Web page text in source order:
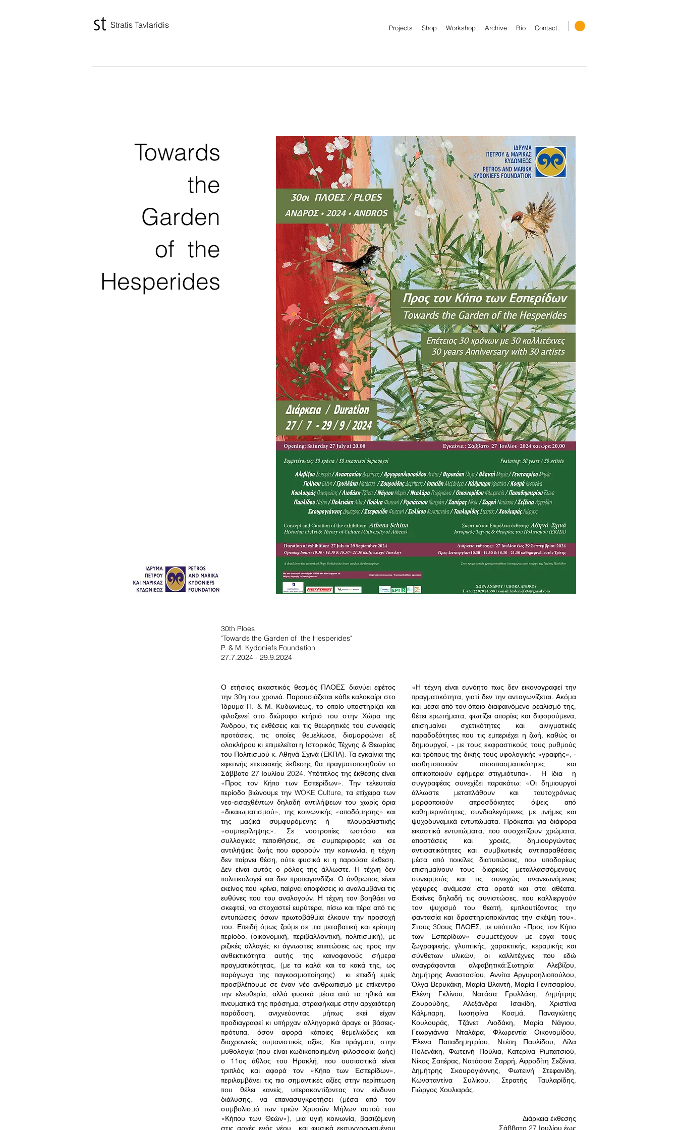
Stratis Tavlaridis Projects Shop Workshop Archive Bio Contact
Towards
the
Garden
of the
Hesperides
30th Ploes
"Towards the Garden of the Hesperides"
P. & M. Kydoniefs Foundation
27.7.2024 - 29.9.2024
Ο ετήσιος εικαστικός θεσμός ΠΛΟΕΣ διανύει εφέτος
την 30η του χρονιά. Παρουσιάζεται κάθε καλοκαίρι στο
Ίδρυμα Π. & Μ. Κυδωνιέως, το οποίο υποστηρίζει και
φιλοξενεί στο διώροφο κτήριό του στην Χώρα της
Άνδρου, τις εκθέσεις και τις θεωρητικές του συναφείς
προτάσεις, τις οποίες θεμελίωσε, διαμορφώνει εξ
ολοκλήρου κι επιμελείται η Ιστορικός Τέχνης & Θεωρίας
του Πολιτισμού κ. Αθηνά Σχινά (ΕΚΠΑ). Τα εγκαίνια της
εφετινής επετειακής έκθεσης θα πραγματοποιηθούν το
Σάββατο 27 Ιουλίου 2024. Υπότιτλος της έκθεσης είναι
«Προς τον Κήπο των Εσπερίδων». Την τελευταία
περίοδο βιώνουμε την WOKE Culture, τα επίχειρα των
νεο-εισαχθέντων δηλαδή αντιλήψεων του χωρίς όρια
«δικαιωματισμού», της κοινωνικής «αποδόμησης» και
της μαζικά συμφυρόμενης ή πλουραλιστικής
«συμπερίληψης». Σε νοοτροπίες ωστόσο και
συλλογικές πεποιθήσεις, σε συμπεριφορές και σε
αντιλήψεις ζωής που αφορούν την κοινωνία, η τέχνη
δεν παίρνει θέση, ούτε φυσικά κι η παρούσα έκθεση.
Δεν είναι αυτός ο ρόλος της άλλωστε. Η τέχνη δεν
πολιτικολογεί και δεν προπαγανδίζει. Ο άνθρωπος είναι
εκείνος που κρίνει, παίρνει αποφάσεις κι αναλαμβάνει τις
ευθύνες που του αναλογούν. Η τέχνη τον βοηθάει να
σκεφτεί, να στοχαστεί ευρύτερα, πίσω και πέρα από τις
εντυπώσεις όσων πρωτοβάθμια έλκουν την προσοχή
του. Επειδή όμως ζούμε σε μια μεταβατική και κρίσιμη
περίοδο, (οικονομική, περιβαλλοντική, πολιτισμική), με
ριζικές αλλαγές κι άγνωστες επιπτώσεις ως προς την
ανθεκτικότητα αυτής της καινοφανούς σήμερα
πραγματικότητας, (με τα καλά και τα κακά της, ως
παράγωγα της παγκοσμιοποίησης) κι επειδή εμείς
προσβλέπουμε σε έναν νέο ανθρωπισμό με επίκεντρο
την ελευθερία, αλλά φυσικά μέσα από τα ηθικά και
πνευματικά της πρόσημα, στραφήκαμε στην αρχαιότερη
παράδοση, ανιχνεύοντας μήπως εκεί είχαν
προδιαγραφεί κι υπήρχαν αλληγορικά άραγε οι βάσεις-
πρότυπα, όσον αφορά κάποιες θεμελιώδεις και
διαχρονικές ουμανιστικές αξίες. Και πράγματι, στην
μυθολογία (που είναι κωδικοποιημένη φιλοσοφία ζωής)
ο 11ος άθλος του Ηρακλή, που ουσιαστικά είναι
τριπλός και αφορά τον «Κήπο των Εσπερίδων»,
περιλαμβάνει τις πιο σημαντικές αξίες στην περίπτωση
που θέλει κανείς, υπερακοντίζοντας τον κίνδυνο
διάλυσης, να επανασυγκροτήσει (μέσα από τον
συμβολισμό των τριών Χρυσών Μήλων αυτού του
«Κήπου των Θεών»), μια υγιή κοινωνία, βασιζόμενη
στις αρχές ενός νέου και φυσικά εκσυγχρονισμένου
«Η τέχνη είναι ευνόητο πως δεν εικονογραφεί την
πραγματικότητα, γιατί δεν την ανταγωνίζεται. Ακόμα
και μέσα από τον όποιο διαφαινόμενο ρεαλισμό της,
θέτει ερωτήματα, φωτίζει απορίες και διφορούμενα,
επισημαίνει σχετικότητες και αινιγματικές
παραδοξότητες που τις εμπεριέχει η ζωή, καθώς οι
δημιουργοί, - με τους εκφραστικούς τους ρυθμούς
και τρόπους της δικής τους υφολογικής «γραφής», -
αισθητοποιούν αποσπασματικότητες και
οπτικοποιούν εφήμερα στιγμιότυπα». Η ίδια η
συγγραφέας συνεχίζει παρακάτω: «Οι δημιουργοί
άλλωστε μεταπλάθουν και ταυτοχρόνως
μορφοποιούν απροσδόκητες όψεις από
καθημερινότητες, συνδιαλεγόμενες με μνήμες και
ψυχοδυναμικά εντυπώματα. Πρόκειται για διάφορα
εικαστικά εντυπώματα, που συσχετίζουν χρώματα,
αποστάσεις και χροιές, δημιουργώντας
αντιφατικότητες και συμβιωτικές αντιπαραθέσεις
μέσα από ποικίλες διατυπώσεις, που υποδορίως
επισημαίνουν τους διαρκώς μεταλλασσόμενους
συνειρμούς και τις συνεχώς ανανεωνόμενες
γέφυρες ανάμεσα στα ορατά και στα αθέατα.
Εκείνες δηλαδή τις συνιστώσες, που καλλιεργούν
τον ψυχισμό του θεατή, εμπλουτίζοντας την
φαντασία και δραστηριοποιώντας την σκέψη του».
Στους 30ους ΠΛΟΕΣ, με υπότιτλο «Προς τον Κήπο
των Εσπερίδων» συμμετέχουν με έργα τους
ζωγραφικής, γλυπτικής, χαρακτικής, κεραμικής και
σύνθετων υλικών, οι καλλιτέχνες που εδώ
αναγράφονται αλφαβητικά:Σωτηρία Αλεβίζου,
Δημήτρης Αναστασίου, Αννίτα Αργυροηλιοπούλου,
Όλγα Βερυκάκη, Μαρία Βλαντή, Μαρία Γενιτσαρίου,
Ελένη Γκλίνου, Νατάσα Γρυλλάκη, Δημήτρης
Ζουρούδης, Αλεξάνδρα Ισακίδη, Χριστίνα
Κάλμπαρη, Ιωσηφίνα Κοσμά, Παναγιώτης
Κουλουράς, Τζάνετ Λιοδάκη, Μαρία Νάγιου,
Γεωργιάννα Νταλάρα, Φλωρεντία Οικονομίδου,
Έλενα Παπαδημητρίου, Ντέπη Παυλίδου, Λίλα
Πολενάκη, Φωτεινή Πούλια, Κατερίνα Ριμπατσιού,
Νίκος Σαπέρας, Νατάσσα Σαρρή, Αφροδίτη Σεζένια,
Δημήτρης Σκουρογιάννης, Φωτεινή Στεφανίδη,
Κωνσταντίνα Συλίκου, Στρατής Ταυλαρίδης,
Γιώργος Χουλιαράς.
Διάρκεια έκθεσης
Σάββατο 27 Ιουλίου έως